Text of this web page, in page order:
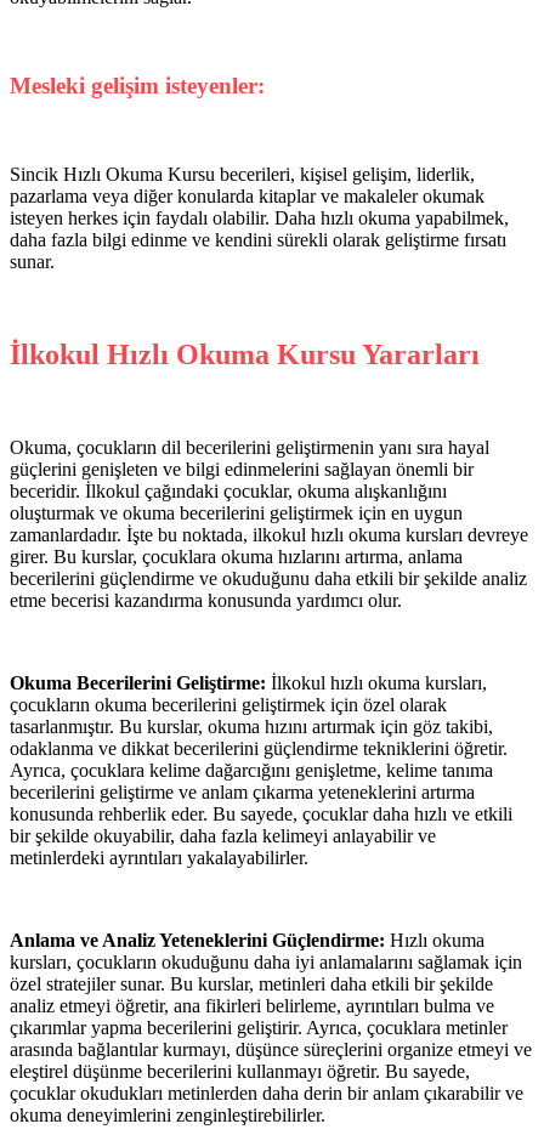
Mesleki gelişim isteyenler:
Sincik Hızlı Okuma Kursu becerileri, kişisel gelişim, liderlik,
pazarlama veya diğer konularda kitaplar ve makaleler okumak
isteyen herkes için faydalı olabilir. Daha hızlı okuma yapabilmek,
daha fazla bilgi edinme ve kendini sürekli olarak geliştirme fırsatı
sunar.
İlkokul Hızlı Okuma Kursu Yararları
Okuma, çocukların dil becerilerini geliştirmenin yanı sıra hayal
güçlerini genişleten ve bilgi edinmelerini sağlayan önemli bir
beceridir. İlkokul çağındaki çocuklar, okuma alışkanlığını
oluşturmak ve okuma becerilerini geliştirmek için en uygun
zamanlardadır. İşte bu noktada, ilkokul hızlı okuma kursları devreye
girer. Bu kurslar, çocuklara okuma hızlarını artırma, anlama
becerilerini güçlendirme ve okuduğunu daha etkili bir şekilde analiz
etme becerisi kazandırma konusunda yardımcı olur.
Okuma Becerilerini Geliştirme: İlkokul hızlı okuma kursları,
çocukların okuma becerilerini geliştirmek için özel olarak
tasarlanmıştır. Bu kurslar, okuma hızını artırmak için göz takibi,
odaklanma ve dikkat becerilerini güçlendirme tekniklerini öğretir.
Ayrıca, çocuklara kelime dağarcığını genişletme, kelime tanıma
becerilerini geliştirme ve anlam çıkarma yeteneklerini artırma
konusunda rehberlik eder. Bu sayede, çocuklar daha hızlı ve etkili
bir şekilde okuyabilir, daha fazla kelimeyi anlayabilir ve
metinlerdeki ayrıntıları yakalayabilirler.
Anlama ve Analiz Yeteneklerini Güçlendirme: Hızlı okuma
kursları, çocukların okuduğunu daha iyi anlamalarını sağlamak için
özel stratejiler sunar. Bu kurslar, metinleri daha etkili bir şekilde
analiz etmeyi öğretir, ana fikirleri belirleme, ayrıntıları bulma ve
çıkarımlar yapma becerilerini geliştirir. Ayrıca, çocuklara metinler
arasında bağlantılar kurmayı, düşünce süreçlerini organize etmeyi ve
eleştirel düşünme becerilerini kullanmayı öğretir. Bu sayede,
çocuklar okudukları metinlerden daha derin bir anlam çıkarabilir ve
okuma deneyimlerini zenginleştirebilirler.